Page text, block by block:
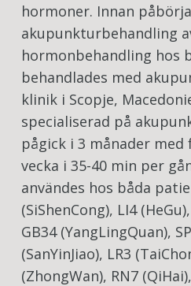
hormoner. Innan
akupunkturbehandling
hormonbehandling hos
behandlades med
klinik i Scopje,
specialiserad på
pågick i 3 månader
vecka i 35-40 min per
användes hos båda
(SiShenCong), LI4
GB34 (YangLingQuan),
(SanYinJiao), LR3
(ZhongWan), RN7